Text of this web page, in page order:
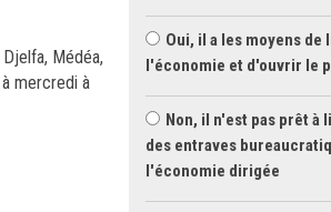
Médéa,
mercredi à
Oui, il a les moyens de
l'économie et d'ouvrir le
Non, il n'est pas prêt à
des entraves
l'économie dirigée